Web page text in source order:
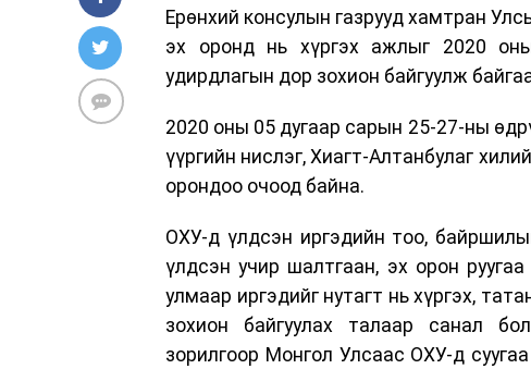
Ерөнхий консулын газрууд хамтран
эх оронд нь хүргэх ажлыг 2020
удирдлагын дор зохион байгуулж
2020 оны 05 дугаар сарын 25-27-ны
үүргийн нислэг, Хиагт-Алтанбулаг
орондоо очоод байна.
ОХУ-д үлдсэн иргэдийн тоо,
үлдсэн учир шалтгаан, эх орон
улмаар иргэдийг нутагт нь хүргэх,
зохион байгуулах талаар санал
зорилгоор Монгол Улсаас ОХУ-д